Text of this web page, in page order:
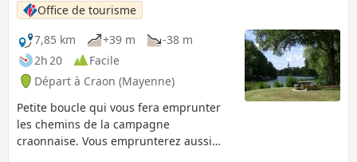
Office de tourisme
7,85 km
+39 m
-38 m
2h 20
Facile
Départ à Craon (Mayenne)
Petite boucle qui vous fera emprunter
les chemins de la campagne
craonnaise. Vous emprunterez aussi